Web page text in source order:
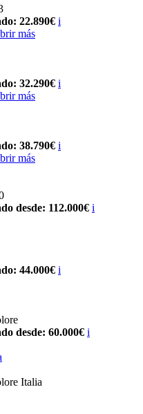
22.890€ i
más
32.290€ i
más
38.790€ i
más
desde: 112.000€ i
44.000€ i
desde: 60.000€ i
Italia